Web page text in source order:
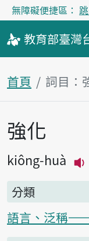
無障礙便捷區：
教育部臺灣
首頁 詞目：
主內容區塊
強化
kiông-huà
分類
語言、泛稱